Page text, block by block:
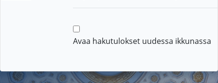
Avaa hakutulokset uudessa ikkunassa